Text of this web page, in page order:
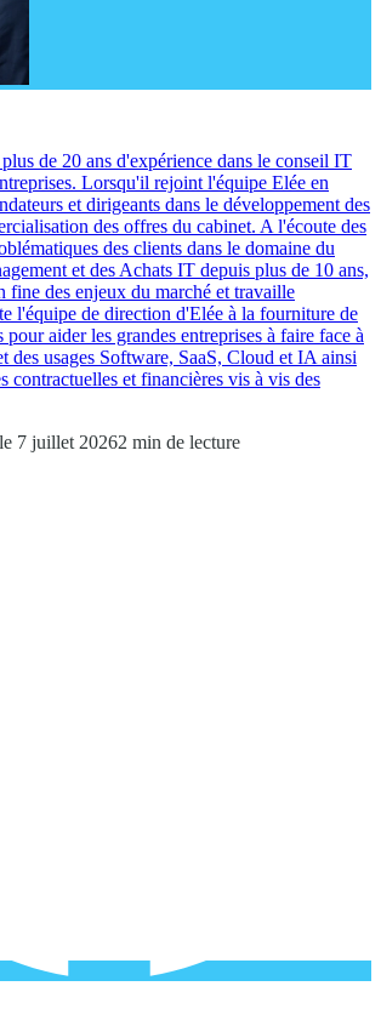
de 20 ans d'expérience dans le conseil IT
Lorsqu'il rejoint l'équipe Elée en
et dirigeants dans le développement des
des offres du cabinet. A l'écoute des
des clients dans le domaine du
et des Achats IT depuis plus de 10 ans,
fine des enjeux du marché et travaille
l'équipe de direction d'Elée à la fourniture de
pour aider les grandes entreprises à faire face à
des usages Software, SaaS, Cloud et IA ainsi
contractuelles et financières vis à vis des
7 juillet 20262 min de lecture